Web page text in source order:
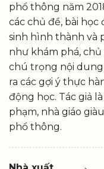
phổ thông năm
các chủ đề, bài
sinh hình thành và
như khám phá, chủ
chú trọng nội
ra các gợi ý thực
động học. Tác giả
phạm, nhà giáo
phổ thông.